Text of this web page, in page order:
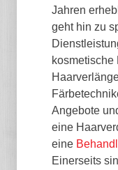
Jahren
geht hin zu
Angebote
eine
eine
Einerseits